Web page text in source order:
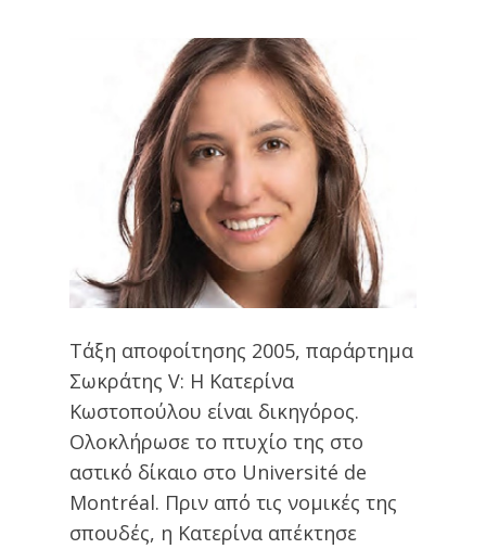
Τάξη αποφοίτησης 2005, παράρτημα
Σωκράτης V: Η Κατερίνα
Κωστοπούλου είναι δικηγόρος.
Ολοκλήρωσε το πτυχίο της στο
αστικό δίκαιο στο Université de
Montréal. Πριν από τις νομικές της
σπουδές, η Κατερίνα απέκτησε